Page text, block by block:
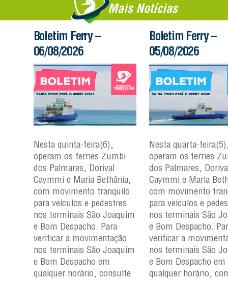
Mais Notícias
Boletim Ferry –
06/08/2026
Nesta quinta-feira(6),
operam os ferries Zumbi
dos Palmares, Dorival
Caymmi e Maria Bethânia,
com movimento tranquilo
para veículos e pedestres
nos terminais São Joaquim
e Bom Despacho. Para
verificar a movimentação
nos terminais São Joaquim
e Bom Despacho em
qualquer horário, consulte
Boletim Ferry –
05/08/2026
Nesta quarta-
operam os ferries
dos Palmares,
Caymmi e Maria
com movimento
para veículos e
nos terminais São
e Bom Despacho.
verificar a
nos terminais São
e Bom Despacho em
qualquer horário,